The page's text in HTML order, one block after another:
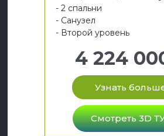
- 2 спальни
- Санузел
- Второй уровень
4 224
Узнать
Смотреть 3D